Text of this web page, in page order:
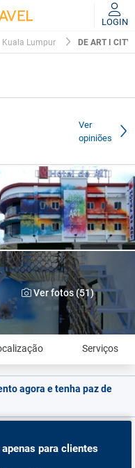
LOGIN
Kuala Lumpur DE ART I CITY
Ver
opiniões
Ver fotos (51)
Serviços
agora e tenha paz de
para clientes